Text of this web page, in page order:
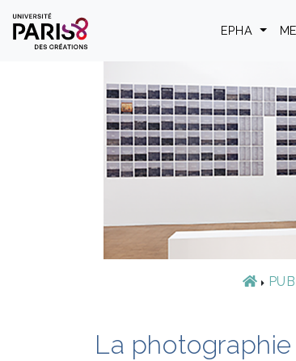
Panneau de gestion des cookies
EPHA
La